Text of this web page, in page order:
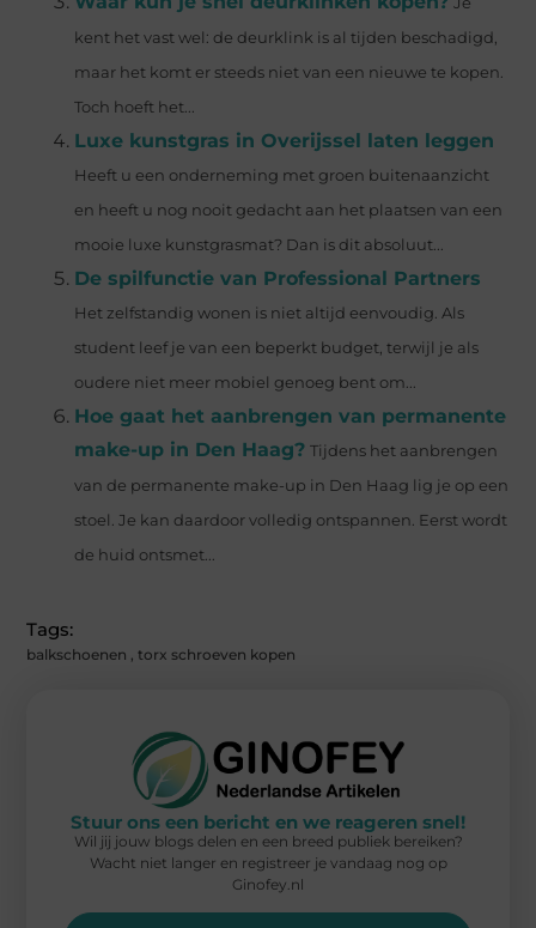
kent het vast wel: de deurklink is al tijden beschadigd,
maar het komt er steeds niet van een nieuwe te kopen.
Toch hoeft het...
Luxe kunstgras in Overijssel laten leggen
Heeft u een onderneming met groen buitenaanzicht
en heeft u nog nooit gedacht aan het plaatsen van een
mooie luxe kunstgrasmat? Dan is dit absoluut...
De spilfunctie van Professional Partners
Het zelfstandig wonen is niet altijd eenvoudig. Als
student leef je van een beperkt budget, terwijl je als
oudere niet meer mobiel genoeg bent om...
Hoe gaat het aanbrengen van permanente
make-up in Den Haag? Tijdens het aanbrengen
van de permanente make-up in Den Haag lig je op een
stoel. Je kan daardoor volledig ontspannen. Eerst wordt
de huid ontsmet...
Tags:
balkschoenen ,torx schroeven kopen
Stuur ons een bericht en we reageren snel!
Wil jij jouw blogs delen en een breed publiek bereiken?
Wacht niet langer en registreer je vandaag nog op
Ginofey.nl